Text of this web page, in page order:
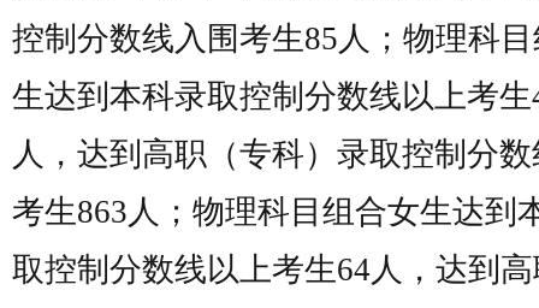
控制分数线入围考生85人；物理科
生达到本科录取控制分数线以上考生
人，达到高职（专科）录取控制分
考生863人；物理科目组合女生达到
取控制分数线以上考生64人，达到